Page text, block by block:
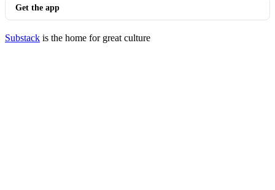
Get the app
Substack is the home for great culture